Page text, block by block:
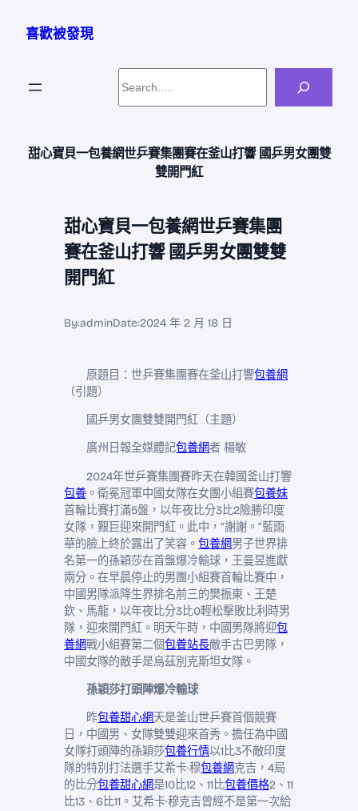
喜歡被發現
甜心寶貝一包養網世乒賽集團賽在釜山打響 國乒男女團雙
雙開門紅
甜心寶貝一包養網世乒賽集團
賽在釜山打響 國乒男女團雙雙
開門紅
By:adminDate:2024 年 2 月 18 日
原題目：世乒賽集團賽在釜山打響包養網
（引題）
國乒男女團雙雙開門紅（主題）
廣州日報全媒體記包養網者 楊敏
2024年世乒賽集團賽昨天在韓國釜山打響
包養 。衛冕冠軍中國女隊在女團小組賽包養妹
首輪比賽打滿5盤，以年夜比分3比2險勝印度
女隊，艱巨迎來開門紅。此中，“謝謝。”藍雨
華的臉上終於露出了笑容。 包養網男子世界排
名第一的孫穎莎在首盤爆冷輸球，王曼昱進獻
兩分。在早晨停止的男團小組賽首輪比賽中，
中國男隊派降生界排名前三的樊振東、王楚
欽、馬龍，以年夜比分3比0輕松擊敗比利時男
隊，迎來開門紅。明天午時，中國男隊將迎包
養網戰小組賽第二個包養站長敵手古巴男隊，
中國女隊的敵手是烏茲別克斯坦女隊。
孫穎莎打頭陣爆冷輸球
昨包養甜心網天是釜山世乒賽首個競賽
日，中國男、女隊雙雙迎來首秀。擔任為中國
女隊打頭陣的孫穎莎包養行情以1比3不敵印度
隊的特別打法選手艾希卡·穆包養網克吉，4局
的比分包養甜心網是10比12、11比包養價格2、11
比13、6比11。艾希卡·穆克吉曾經不是第一次給